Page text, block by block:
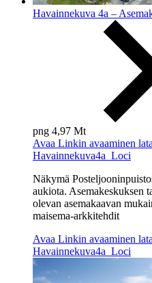
Havainnekuva 4a –
png 4,97 Mt
Avaa Linkin avaaminen
Havainnekuva4a_Loci
Näkymä
aukiota. Asemakeskuksen
olevan asemakaavan
maisema-arkkitehdit
Avaa Linkin avaaminen
Havainnekuva4a_Loci